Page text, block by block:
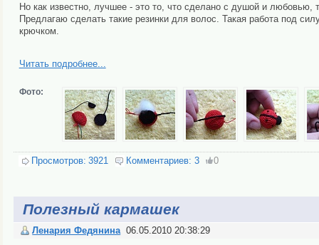
Но как известно, лучшее - это то, что сделано с душой и любовью,
Предлагаю сделать такие резинки для волос. Такая работа под
крючком.
Читать подробнее...
Фото:
Просмотров: 3921 Комментариев: 3 0
Полезный кармашек
Ленария Федянина 06.05.2010 20:38:29